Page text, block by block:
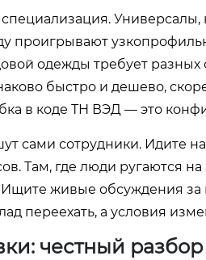
Универсалы,
проигрывают
одежды требует
быстро и дешево,
в коде ТН ВЭД — это
сами сотрудники.
Там, где люди ругаются
живые обсуждения
переехать, а условия
честный